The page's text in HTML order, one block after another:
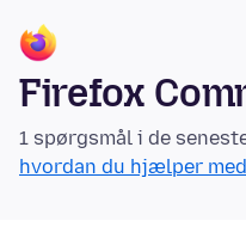
Firefox
1 spørgsmål i de
hvordan du hjælper